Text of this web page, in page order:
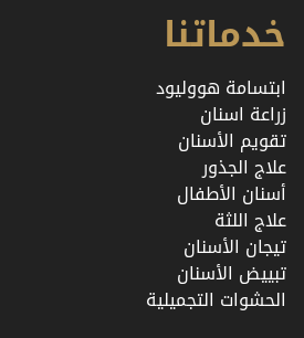
خدماتنا
ابتسامة هووليود
زراعة اسنان
تقويم الأسنان
علاج الجذور
أسنان الأطفال
علاج اللثة
تيجان الأسنان
تبييض الأسنان
الحشوات التجميلية